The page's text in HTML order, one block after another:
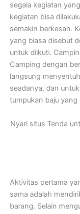
segala kegiatan
kegiatan bisa
semakin berkesan.
yang biasa disebut
untuk diikuti.
Camping dengan
langsung
seadanya, dan
tumpukan baju yang
Nyari situs Tenda
Aktivitas pertama
sama adalah
barang. Selain